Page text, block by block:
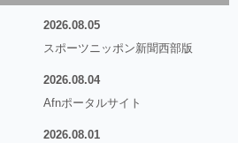
2026.08.05
スポーツニッポン新聞西部版
2026.08.04
Afnポータルサイト
2026.08.01